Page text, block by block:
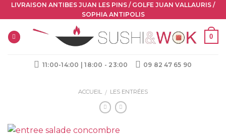
Skip
to
content
LIVRAISON ANTIBES JUAN LES PINS / GOLFE JUAN VALLAURIS /
SOPHIA ANTIPOLIS
0
11:00-14:00 | 18:00 - 23:00 09 82 47 65 90
ACCUEIL / LES ENTRÉES